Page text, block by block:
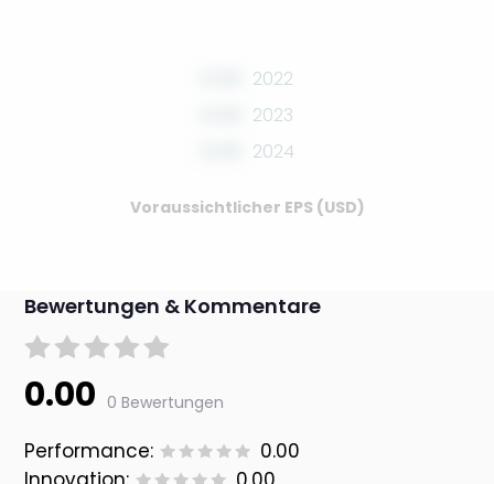
2022
2023
2024
Voraussichtlicher EPS (USD)
Bewertungen & Kommentare
0.00 0 Bewertungen
Performance:
0.00